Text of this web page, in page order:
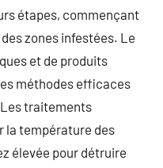
étapes, commençant
zones infestées. Le
et de produits
méthodes efficaces
traitements
la température des
élevée pour détruire